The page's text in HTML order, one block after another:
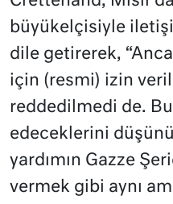
büyükelçisiyle
dile getirerek,
için (resmi) izin
reddedilmedi de.
edeceklerini
yardımın Gazze
vermek gibi aynı